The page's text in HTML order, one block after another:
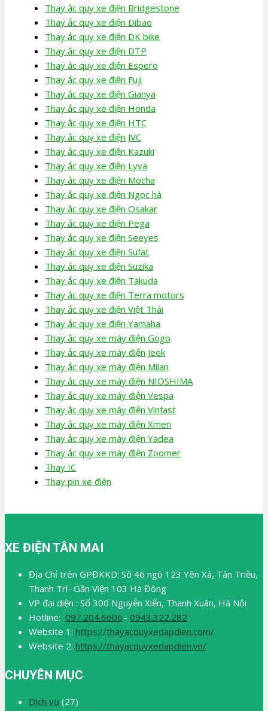
Thay ắc quy xe điện Bridgestone
Thay ắc quy xe điện Dibao
Thay ắc quy xe điện DK bike
Thay ắc quy xe điện DTP
Thay ắc quy xe điện Espero
Thay ắc quy xe điện Fuji
Thay ắc quy xe điện Gianya
Thay ắc quy xe điện Honda
Thay ắc quy xe điện HTC
Thay ắc quy xe điện JVC
Thay ắc quy xe điện Kazuki
Thay ắc quy xe điện Lyva
Thay ắc quy xe điện Mocha
Thay ắc quy xe điện Ngọc hà
Thay ắc quy xe điện Osakar
Thay ắc quy xe điện Pega
Thay ắc quy xe điện Seeyes
Thay ắc quy xe điện Sufat
Thay ắc quy xe điện Suzika
Thay ắc quy xe điện Takuda
Thay ắc quy xe điện Terra motors
Thay ắc quy xe điện Việt Thái
Thay ắc quy xe điện Yamaha
Thay ắc quy xe máy điện Gogo
Thay ắc quy xe máy điện Jeek
Thay ắc quy xe máy điện Milan
Thay ắc quy xe máy điện NIOSHIMA
Thay ắc quy xe máy điện Vespa
Thay ắc quy xe máy điện Vinfast
Thay ắc quy xe máy điện Xmen
Thay ắc quy xe máy điện Yadea
Thay ắc quy xe máy điện Zoomer
Thay IC
Thay pin xe điện
XE ĐIỆN TÂN MAI
Địa Chỉ trên GPĐKKD: Số 46 ngõ 123 Yên Xá, Tân Triều,
Thanh Trì- Gần Viện 103 Hà Đông
VP đại diện : Số 300 Nguyễn Xiển, Thanh Xuân, Hà Nội
Hotline: 097.204.6606– 0943.322.282
Website 1: https://thayacquyxedapdien.com/
Website 2: https://thayacquyxedapdien.vn/
CHUYÊN MỤC
Dịch vụ (27)